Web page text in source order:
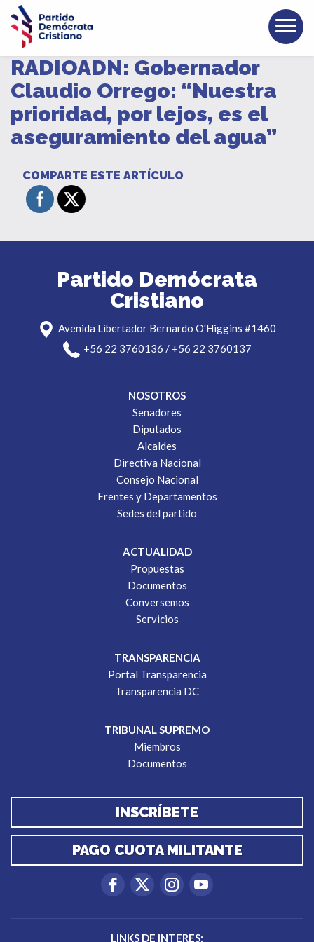
RADIOADN: Gobernador
Claudio Orrego: “Nuestra
prioridad, por lejos, es el
aseguramiento del agua”
COMPARTE ESTE ARTÍCULO
Partido Demócrata
Cristiano
Avenida Libertador Bernardo O'Higgins #1460
+56 22 3760136 / +56 22 3760137
NOSOTROS
Senadores
Diputados
Alcaldes
Directiva Nacional
Consejo Nacional
Frentes y Departamentos
Sedes del partido
ACTUALIDAD
Propuestas
Documentos
Conversemos
Servicios
TRANSPARENCIA
Portal Transparencia
Transparencia DC
TRIBUNAL SUPREMO
Miembros
Documentos
INSCRÍBETE
PAGO CUOTA MILITANTE
LINKS DE INTERES: